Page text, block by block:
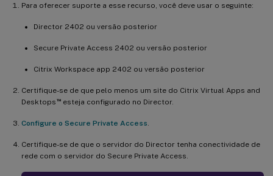
Para oferecer suporte a esse recurso, você deve usar o seguinte:
Director 2402 ou versão posterior
Secure Private Access 2402 ou versão posterior
Citrix Workspace app 2402 ou versão posterior
Certifique-se de que pelo menos um site do Citrix Virtual Apps and
Desktops ™esteja configurado no Director.
Configure o Secure Private Access
Certifique-se de que o servidor do Director tenha conectividade de
rede com o servidor do Secure Private Access.